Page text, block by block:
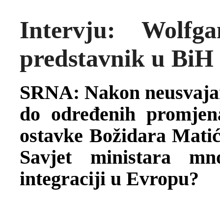
Intervju:
predstavnik u BiH
SRNA: Nakon
do određenih
ostavke Božidara
Savjet ministara
integraciji u Evropu?